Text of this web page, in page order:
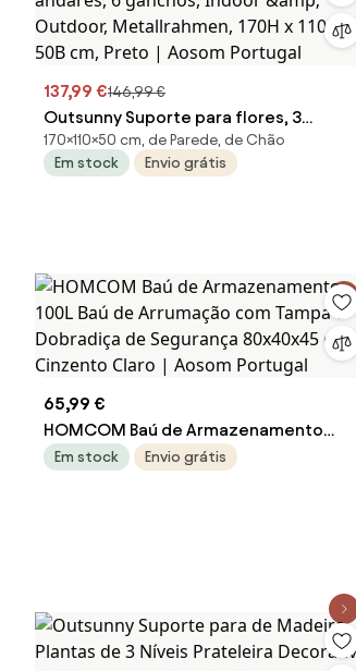
137,99 €146,99 €
Outsunny Suporte para flores, 3
andares, 6 ganchos, Indoor &amp;
Outdoor, Metallrahmen, 170H x 110L x
170×110×50 cm, de Parede, de Chão
Em stock
Envio grátis
65,99 €
HOMCOM Baú de Armazenamento
100L Baú de Arrumação com Tampa e
Em stock Envio grátis